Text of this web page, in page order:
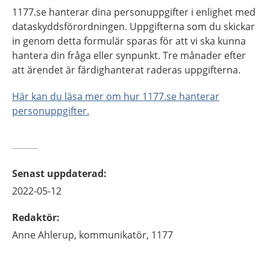
1177.se hanterar dina personuppgifter i enlighet med
dataskyddsförordningen. Uppgifterna som du skickar
in genom detta formulär sparas för att vi ska kunna
hantera din fråga eller synpunkt. Tre månader efter
att ärendet är färdighanterat raderas uppgifterna.
Här kan du läsa mer om hur 1177.se hanterar
personuppgifter.
Senast uppdaterad:
2022-05-12
Redaktör:
AnneAhlerup, kommunikatör, 1177